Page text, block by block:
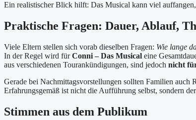
Ein realistischer Blick hilft: Das Musical kann viel
Praktische Fragen: Dauer, Ablauf,
Viele Eltern stellen sich vorab dieselben Fragen: Wie lange
In der Regel wird fürConni – Das Musical eine
aus verschiedenen Tourankündigungen, sind jedoch nicht
Gerade bei Nachmittagsvorstellungen sollten Familien
Erfahrungsgemäß ist nicht die Aufführung selbst, sondern
Stimmen aus dem Publikum